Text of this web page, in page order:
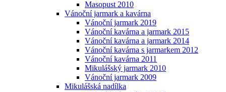
Masopust 2010
Vánoční jarmark a kavárna
Vánoční jarmark 2019
Vánoční kavárna a jarmark 2015
Vánoční kavárna a jarmark 2014
Vánoční kavárna s jarmarkem 2012
Vánoční kavárna 2011
Mikulášský jarmark 2010
Vánoční jarmark 2009
Mikulášská nadílka